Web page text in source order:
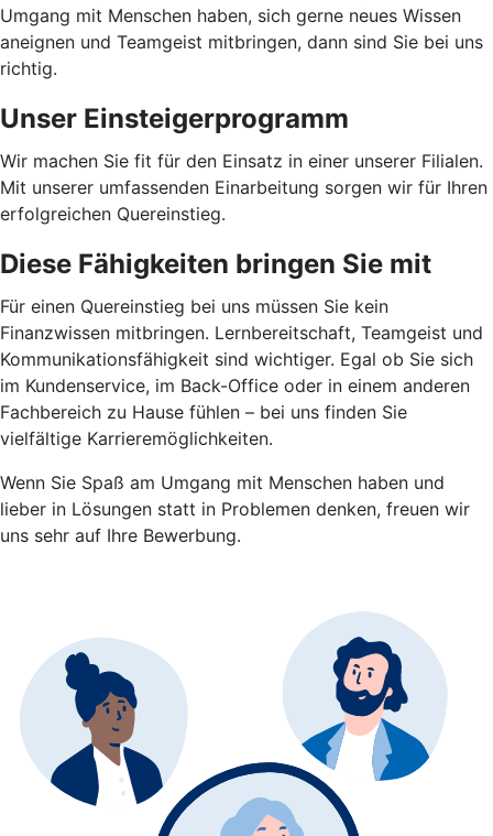
Umgang mit Menschen haben, sich gerne neues Wissen
aneignen und Teamgeist mitbringen, dann sind Sie bei uns
richtig.
Unser Einsteigerprogramm
Wir machen Sie fit für den Einsatz in einer unserer Filialen.
Mit unserer umfassenden Einarbeitung sorgen wir für Ihren
erfolgreichen Quereinstieg.
Diese Fähigkeiten bringen Sie mit
Für einen Quereinstieg bei uns müssen Sie kein
Finanzwissen mitbringen. Lernbereitschaft, Teamgeist und
Kommunikationsfähigkeit sind wichtiger. Egal ob Sie sich
im Kundenservice, im Back-Office oder in einem anderen
Fachbereich zu Hause fühlen – bei uns finden Sie
vielfältige Karrieremöglichkeiten.
Wenn Sie Spaß am Umgang mit Menschen haben und
lieber in Lösungen statt in Problemen denken, freuen wir
uns sehr auf Ihre Bewerbung.